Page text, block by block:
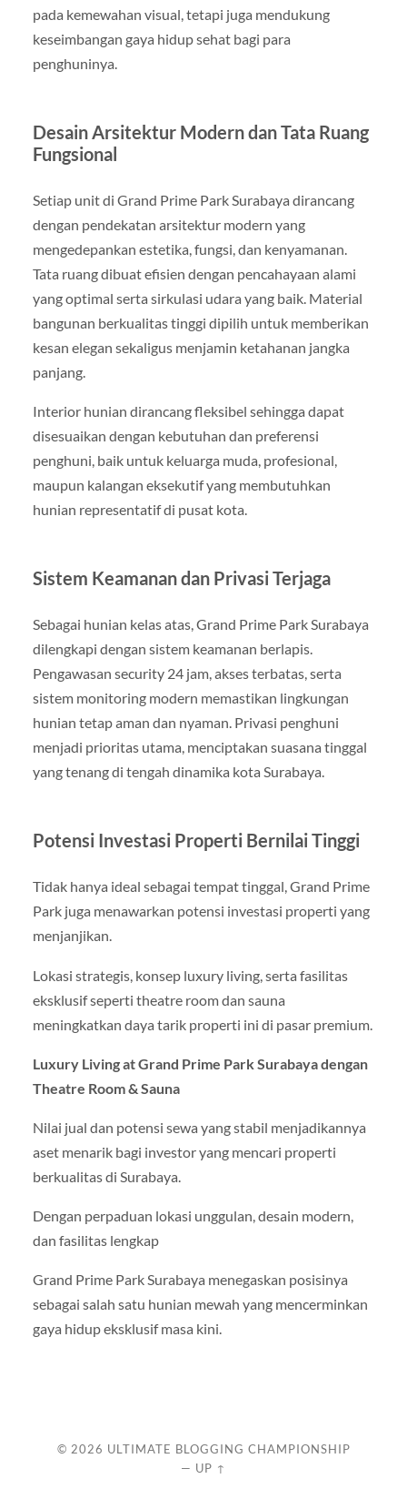
pada kemewahan visual, tetapi juga mendukung
keseimbangan gaya hidup sehat bagi para
penghuninya.
Desain Arsitektur Modern dan Tata Ruang
Fungsional
Setiap unit di Grand Prime Park Surabaya dirancang
dengan pendekatan arsitektur modern yang
mengedepankan estetika, fungsi, dan kenyamanan.
Tata ruang dibuat efisien dengan pencahayaan alami
yang optimal serta sirkulasi udara yang baik. Material
bangunan berkualitas tinggi dipilih untuk memberikan
kesan elegan sekaligus menjamin ketahanan jangka
panjang.
Interior hunian dirancang fleksibel sehingga dapat
disesuaikan dengan kebutuhan dan preferensi
penghuni, baik untuk keluarga muda, profesional,
maupun kalangan eksekutif yang membutuhkan
hunian representatif di pusat kota.
Sistem Keamanan dan Privasi Terjaga
Sebagai hunian kelas atas, Grand Prime Park Surabaya
dilengkapi dengan sistem keamanan berlapis.
Pengawasan security 24 jam, akses terbatas, serta
sistem monitoring modern memastikan lingkungan
hunian tetap aman dan nyaman. Privasi penghuni
menjadi prioritas utama, menciptakan suasana tinggal
yang tenang di tengah dinamika kota Surabaya.
Potensi Investasi Properti Bernilai Tinggi
Tidak hanya ideal sebagai tempat tinggal, Grand Prime
Park juga menawarkan potensi investasi properti yang
menjanjikan.
Lokasi strategis, konsep luxury living, serta fasilitas
eksklusif seperti theatre room dan sauna
meningkatkan daya tarik properti ini di pasar premium.
Luxury Living at Grand Prime Park Surabaya dengan
Theatre Room & Sauna
Nilai jual dan potensi sewa yang stabil menjadikannya
aset menarik bagi investor yang mencari properti
berkualitas di Surabaya.
Dengan perpaduan lokasi unggulan, desain modern,
dan fasilitas lengkap
Grand Prime Park Surabaya menegaskan posisinya
sebagai salah satu hunian mewah yang mencerminkan
gaya hidup eksklusif masa kini.
© 2026 ULTIMATE BLOGGING CHAMPIONSHIP
— UP ↑